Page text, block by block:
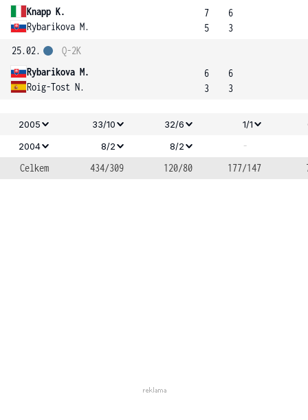
Knapp K.
Rybarikova M.
7
5
6
3
25.02.
Rybarikova M.
Roig-Tost N.
Q-2K
6
3
6
3
2005 33/10 32/6 1/1
2004
8/2 8/2
-
Celkem
434/309 120/80 177/147